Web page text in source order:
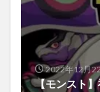
2022年12月
【モンスト